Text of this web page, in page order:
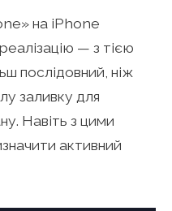
на iPhone
— з тією
послідовний, ніж
заливку для
Навіть з цими
активний